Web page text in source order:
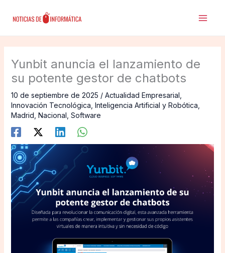
Yunbit anuncia el lanzamiento de
su potente gestor de chatbots
10 de septiembre de 2025 / Actualidad Empresarial
Innovación Tecnológica Inteligencia Artificial y Robótica
Madrid Nacional Software